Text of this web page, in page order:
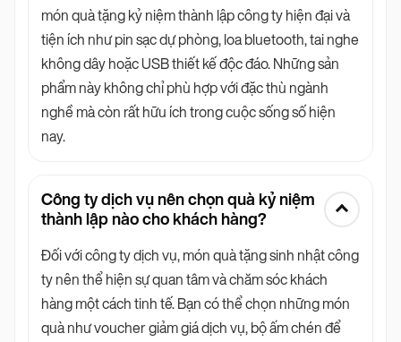
món quà tặng kỷ niệm thành lập công ty hiện đại và
tiện ích như pin sạc dự phòng, loa bluetooth, tai nghe
không dây hoặc USB thiết kế độc đáo. Những sản
phẩm này không chỉ phù hợp với đặc thù ngành
nghề mà còn rất hữu ích trong cuộc sống số hiện
nay.
Công ty dịch vụ nên chọn quà kỷ niệm
thành lập nào cho khách hàng?
Đối với công ty dịch vụ, món quà tặng sinh nhật công
ty nên thể hiện sự quan tâm và chăm sóc khách
hàng một cách tinh tế. Bạn có thể chọn những món
quà như voucher giảm giá dịch vụ, bộ ấm chén để